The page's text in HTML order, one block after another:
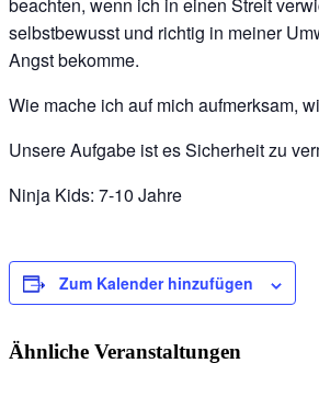
beachten, wenn ich in einen Streit
selbstbewusst und richtig in meiner
Angst bekomme.
Wie mache ich auf mich aufmerksam,
Unsere Aufgabe ist es Sicherheit zu
Ninja Kids: 7-10 Jahre
Zum Kalender hinzufügen
Ähnliche Veranstaltungen